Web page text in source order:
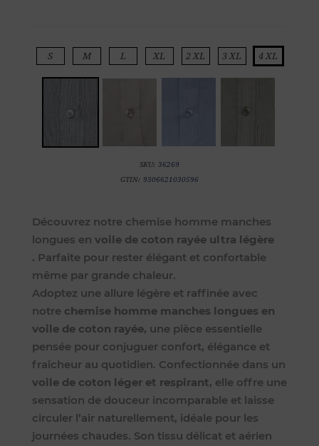
S M L XL 2 XL 3 XL 4 XL
SKU: 36269
GTIN: 9306621030596
Découvrez notre chemise homme manches
longues en voile de coton rayée ultra légère
. Parfaite pour rester élégant et confortable
même par grande chaleur.
Adoptez une allure légère et raffinée avec
notre chemise homme manches longues en
voile de coton rayée, une pièce essentielle
pensée pour conjuguer confort, élégance et
fraîcheur au quotidien. Confectionnée dans un
voile de coton léger et respirant, elle offre une
sensation de douceur incomparable et laisse
circuler l’air naturellement, idéale pour les
journées chaudes. Son tissu délicat et aérien